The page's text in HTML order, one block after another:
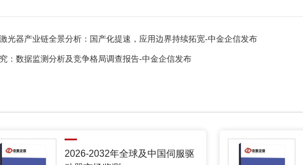
光器产业链全景分析：国产化提速，应用边界持续拓宽-中金企信发布
：数据监测分析及竞争格局调查报告-中金企信发布
2026-2032年全球及中国伺服驱